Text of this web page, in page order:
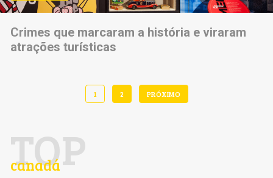
Crimes que marcaram a história e viraram
atrações turísticas
1 2 PRÓXIMO
TOP
canadá